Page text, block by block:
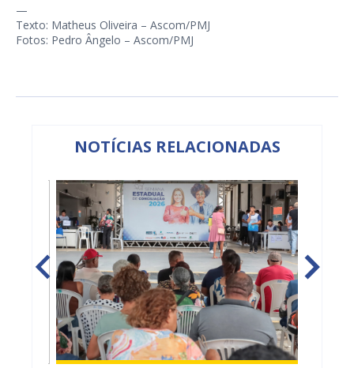
—
Texto: Matheus Oliveira – Ascom/PMJ
Fotos: Pedro Ângelo – Ascom/PMJ
NOTÍCIAS RELACIONADAS